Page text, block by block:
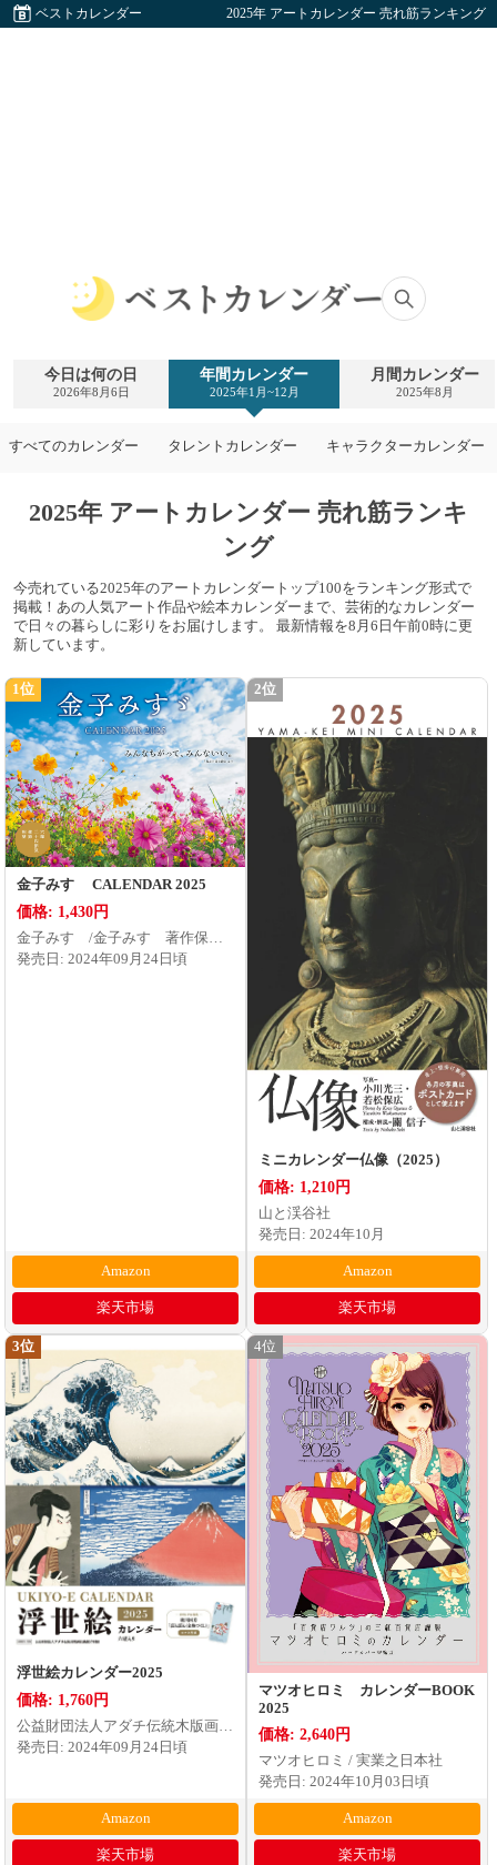
ベストカレンダー 2025年 アートカレンダー 売れ筋ランキング
ト
カ
ダ
今日は何の日
2026年8月6日
年間カレンダー
2025年1月~12月
月間カレンダー
2025年8月
すべてのカレンダー タレントカレンダー キャラクターカレンダー
2025年 アートカレンダー 売れ筋ランキ
ング
今売れている2025年のアートカレンダートップ100をランキング形式で
掲載！あの人気アート作品や絵本カレンダーまで、芸術的なカレンダー
で日々の暮らしに彩りをお届けします。 最新情報を8月6日午前0時に更
新しています。
1位
金子みすゞ CALENDAR 2025
価格: 1,430円
金子みすゞ/金子みすゞ著作保存
会 / インプレス
発売日: 2024年09月24日頃
Amazon
楽天市場
2位
ミニカレンダー仏像（2025）
価格: 1,210円
山と渓谷社
発売日: 2024年10月
Amazon
楽天市場
3位
浮世絵カレンダー2025
価格: 1,760円
公益財団法人アダチ伝統木版画技
術保存財団 / インプレス
発売日: 2024年09月24日頃
Amazon
楽天市場
4位
マツオヒロミ カレンダーBOOK
2025
価格: 2,640円
マツオヒロミ / 実業之日本社
発売日: 2024年10月03日頃
Amazon
楽天市場